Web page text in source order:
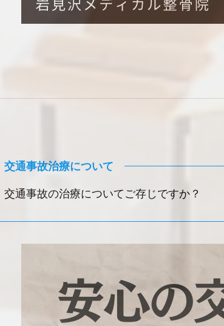
POINT
交通事故治療について
交通事故の治療についてご存じですか？